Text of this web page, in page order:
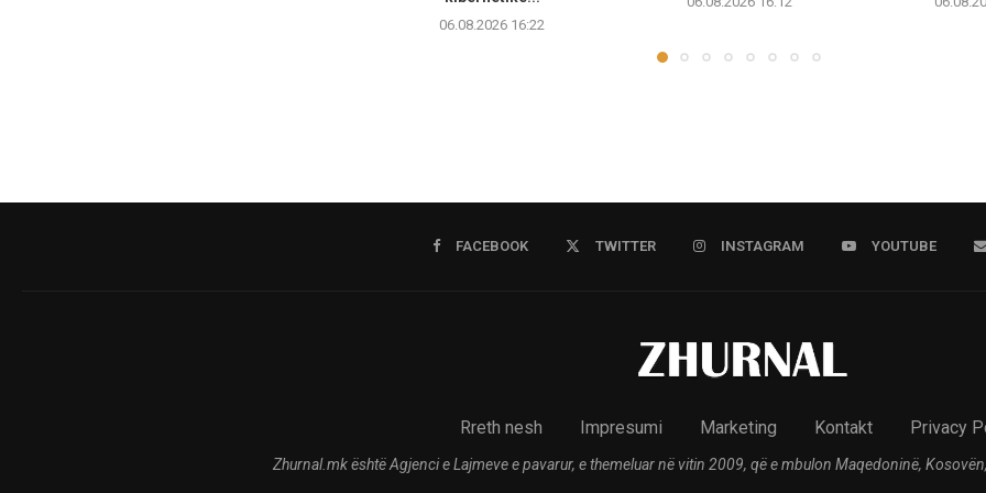
06.08.2026 16:22
FACEBOOK TWITTER INSTAGRAM YOUTUBE
Rreth nesh Impresumi Marketing Kontakt Privacy
Zhurnal.mk është Agjenci e Lajmeve e pavarur, e themeluar në vitin 2009, që e mbulon Maqedoninë,